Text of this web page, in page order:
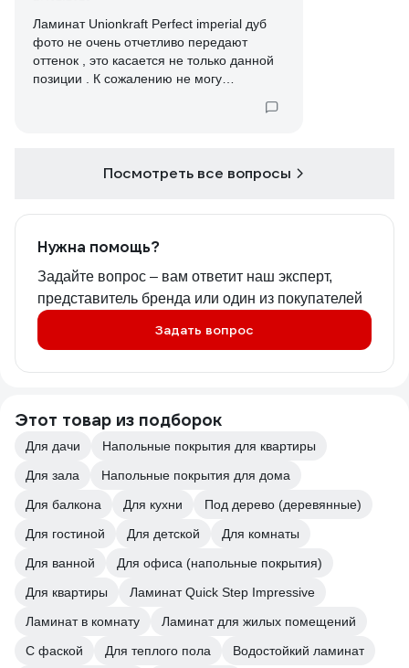
Ламинат Unionkraft Perfect imperial дуб
фото не очень отчетливо передают
оттенок , это касается не только данной
позиции . К сожалению не могу
Если есть возможность можно добавить
Посмотреть все вопросы
Нужна помощь?
Задайте вопрос – вам ответит наш эксперт,
представитель бренда или один из покупателей
Задать вопрос
Этот товар из подборок
Для дачи
Напольные покрытия для квартиры
Для зала
Напольные покрытия для дома
Для балкона
Для кухни
Под дерево (деревянные)
Для гостиной
Для детской
Для комнаты
Для ванной
Для офиса (напольные покрытия)
Для квартиры
Ламинат Quick Step Impressive
Ламинат в комнату
Ламинат для жилых помещений
С фаской
Для теплого пола
Водостойкий ламинат